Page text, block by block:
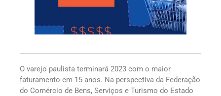
O varejo paulista terminará 2023 com o maior
faturamento em 15 anos. Na perspectiva da Federação
do Comércio de Bens, Serviços e Turismo do Estado